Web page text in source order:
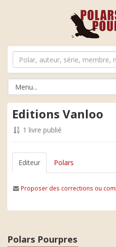
Editions Vanloo
1 livre publié
Editeur Polars
Proposer des corrections ou
Polars Pourpres